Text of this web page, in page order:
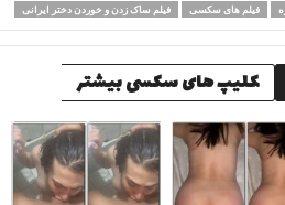
فیلم ساک زدن و خوردن دختر ایرانی
فیلم های سکسی
کلیپ های سکسی بیشتر